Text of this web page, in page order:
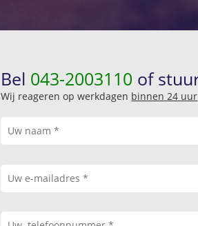
Bel 043-2003110 of
Wij reageren op werkdagen binnen 24 uur